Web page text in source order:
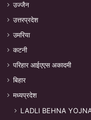
उज्जैन
उत्तरप्रदेश
उमरिया
कटनी
परिहार आईएएस अकादमी
बिहार
मध्यप्रदेश
LADLI BEHNA